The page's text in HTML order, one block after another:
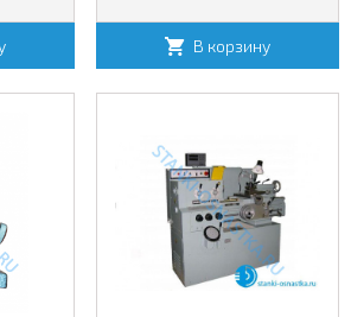
В корзину